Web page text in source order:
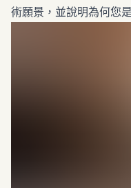
術願景，並說明為何您